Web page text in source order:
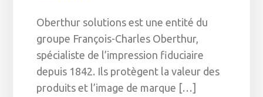
Oberthur solutions est une entité du
groupe François-Charles Oberthur,
spécialiste de l’impression fiduciaire
depuis 1842. Ils protègent la valeur des
produits et l’image de marque […]